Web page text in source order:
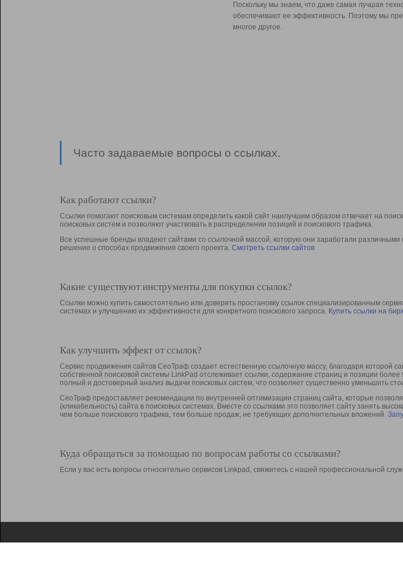
Поскольку мы знаем, что даже самая лучшая
обеспечивают ее эффективность. Поэтому мы
многое другое.
Часто задаваемые вопросы о ссылках.
Как работают ссылки?
Ссылки помогают поисковым системам определить какой сайт наилучшим образом отвечает на
поисковых систем и позволяют участвовать в раcпределении позиций и поискового трафика.
Все успешные бренды владеют сайтами со ссылочной массой, которую они заработали
решение о способах продвижения своего проекта. Смотреть ссылки сайтов
Какие существуют инструменты для покупки ссылок?
Ссылки можно купить самостоятельно или доверить простановку ссылок специализированным
системах и улучшению их эффективности для конкретного поискового запроса. Купить ссылки на
Как улучшить эффект от ссылок?
Сервис продвижения сайтов СеоТраф создает естественную ссылочную массу, благодаря
собственной поисковой системы LinkPad отслеживает ссылки, содержание страниц и позиции
полный и достоверный анализ выдачи поисковых систем, что позволяет существенно уменьшить
СеоТраф предоставляет рекомендации по внутренней оптимизации страниц сайта, которые
(кликабельность) сайта в поисковых системах. Вместе со ссылками это позволяет сайту занять
чем больше поискового трафика, тем больше продаж, не требующих дополнительных вложений.
Куда обращаться за помощью по вопросам работы со ссылками?
Если у вас есть вопросы относительно сервисов Linkpad, свяжитесь с нашей профессиональной